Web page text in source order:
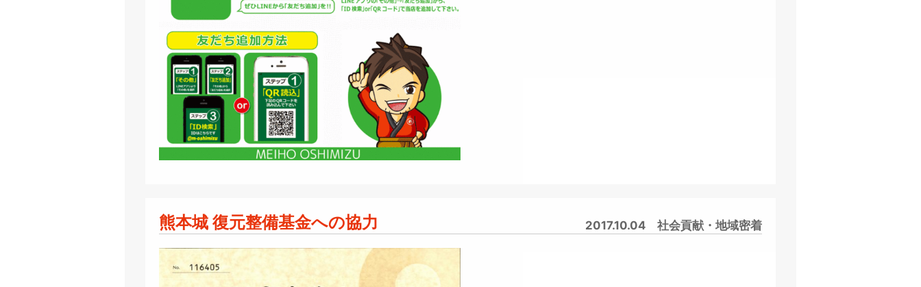
熊本城 復元整備基金への協力 2017.10.04 社会貢献・地域密着